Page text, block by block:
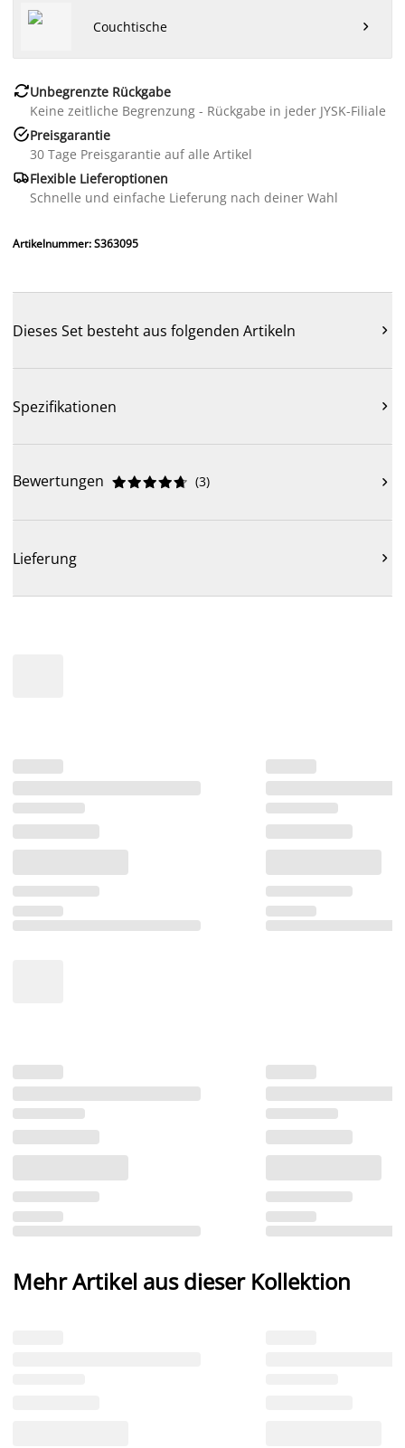
Couchtische 
Unbegrenzte Rückgabe
Keine zeitliche Begrenzung - Rückgabe in jeder JYSK-Filiale
Preisgarantie
30 Tage Preisgarantie auf alle Artikel
Flexible Lieferoptionen
Schnelle und einfache Lieferung nach deiner Wahl
Artikelnummer: S363095
Dieses Set besteht aus folgenden Artikeln 
Spezifikationen 
Bewertungen 




 (3) 
Lieferung 
Mehr Artikel aus dieser Kollektion